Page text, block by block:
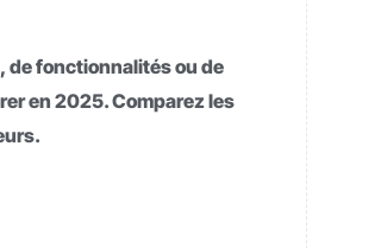
de fonctionnalités ou de
en 2025. Comparez les